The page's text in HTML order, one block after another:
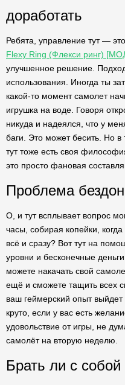
доработать
Ребята, управление тут —
Flexy Ring (Флекси ринг)
улучшенное решение.
использования. Иногда ты
какой-то момент самолет
игрушка на воде. Говоря
никуда и надеялся, что у
баги. Это может бесить. Но
тут тоже есть своя
это просто фановая
Проблема
О, и тут всплывает вопрос
часы, собирая копейки,
всё и сразу? Вот тут на
уровни и бесконечные
можете накачать свой
ещё и сможете тащить всех
ваш геймерский опыт
круто, если у вас есть
удовольствие от игры, не
самолёт на вторую неделю.
Брать ли с собой